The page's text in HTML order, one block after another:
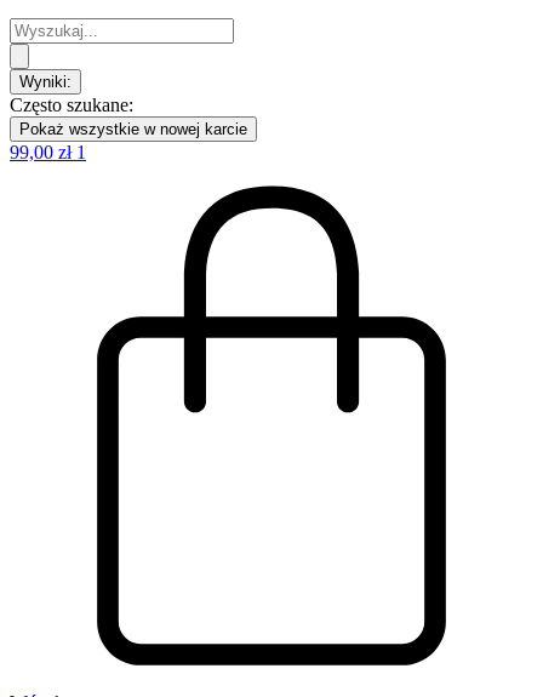
Search
...
Wyniki:
Często szukane:
Pokaż wszystkie w nowej karcie
99,00 zł 1